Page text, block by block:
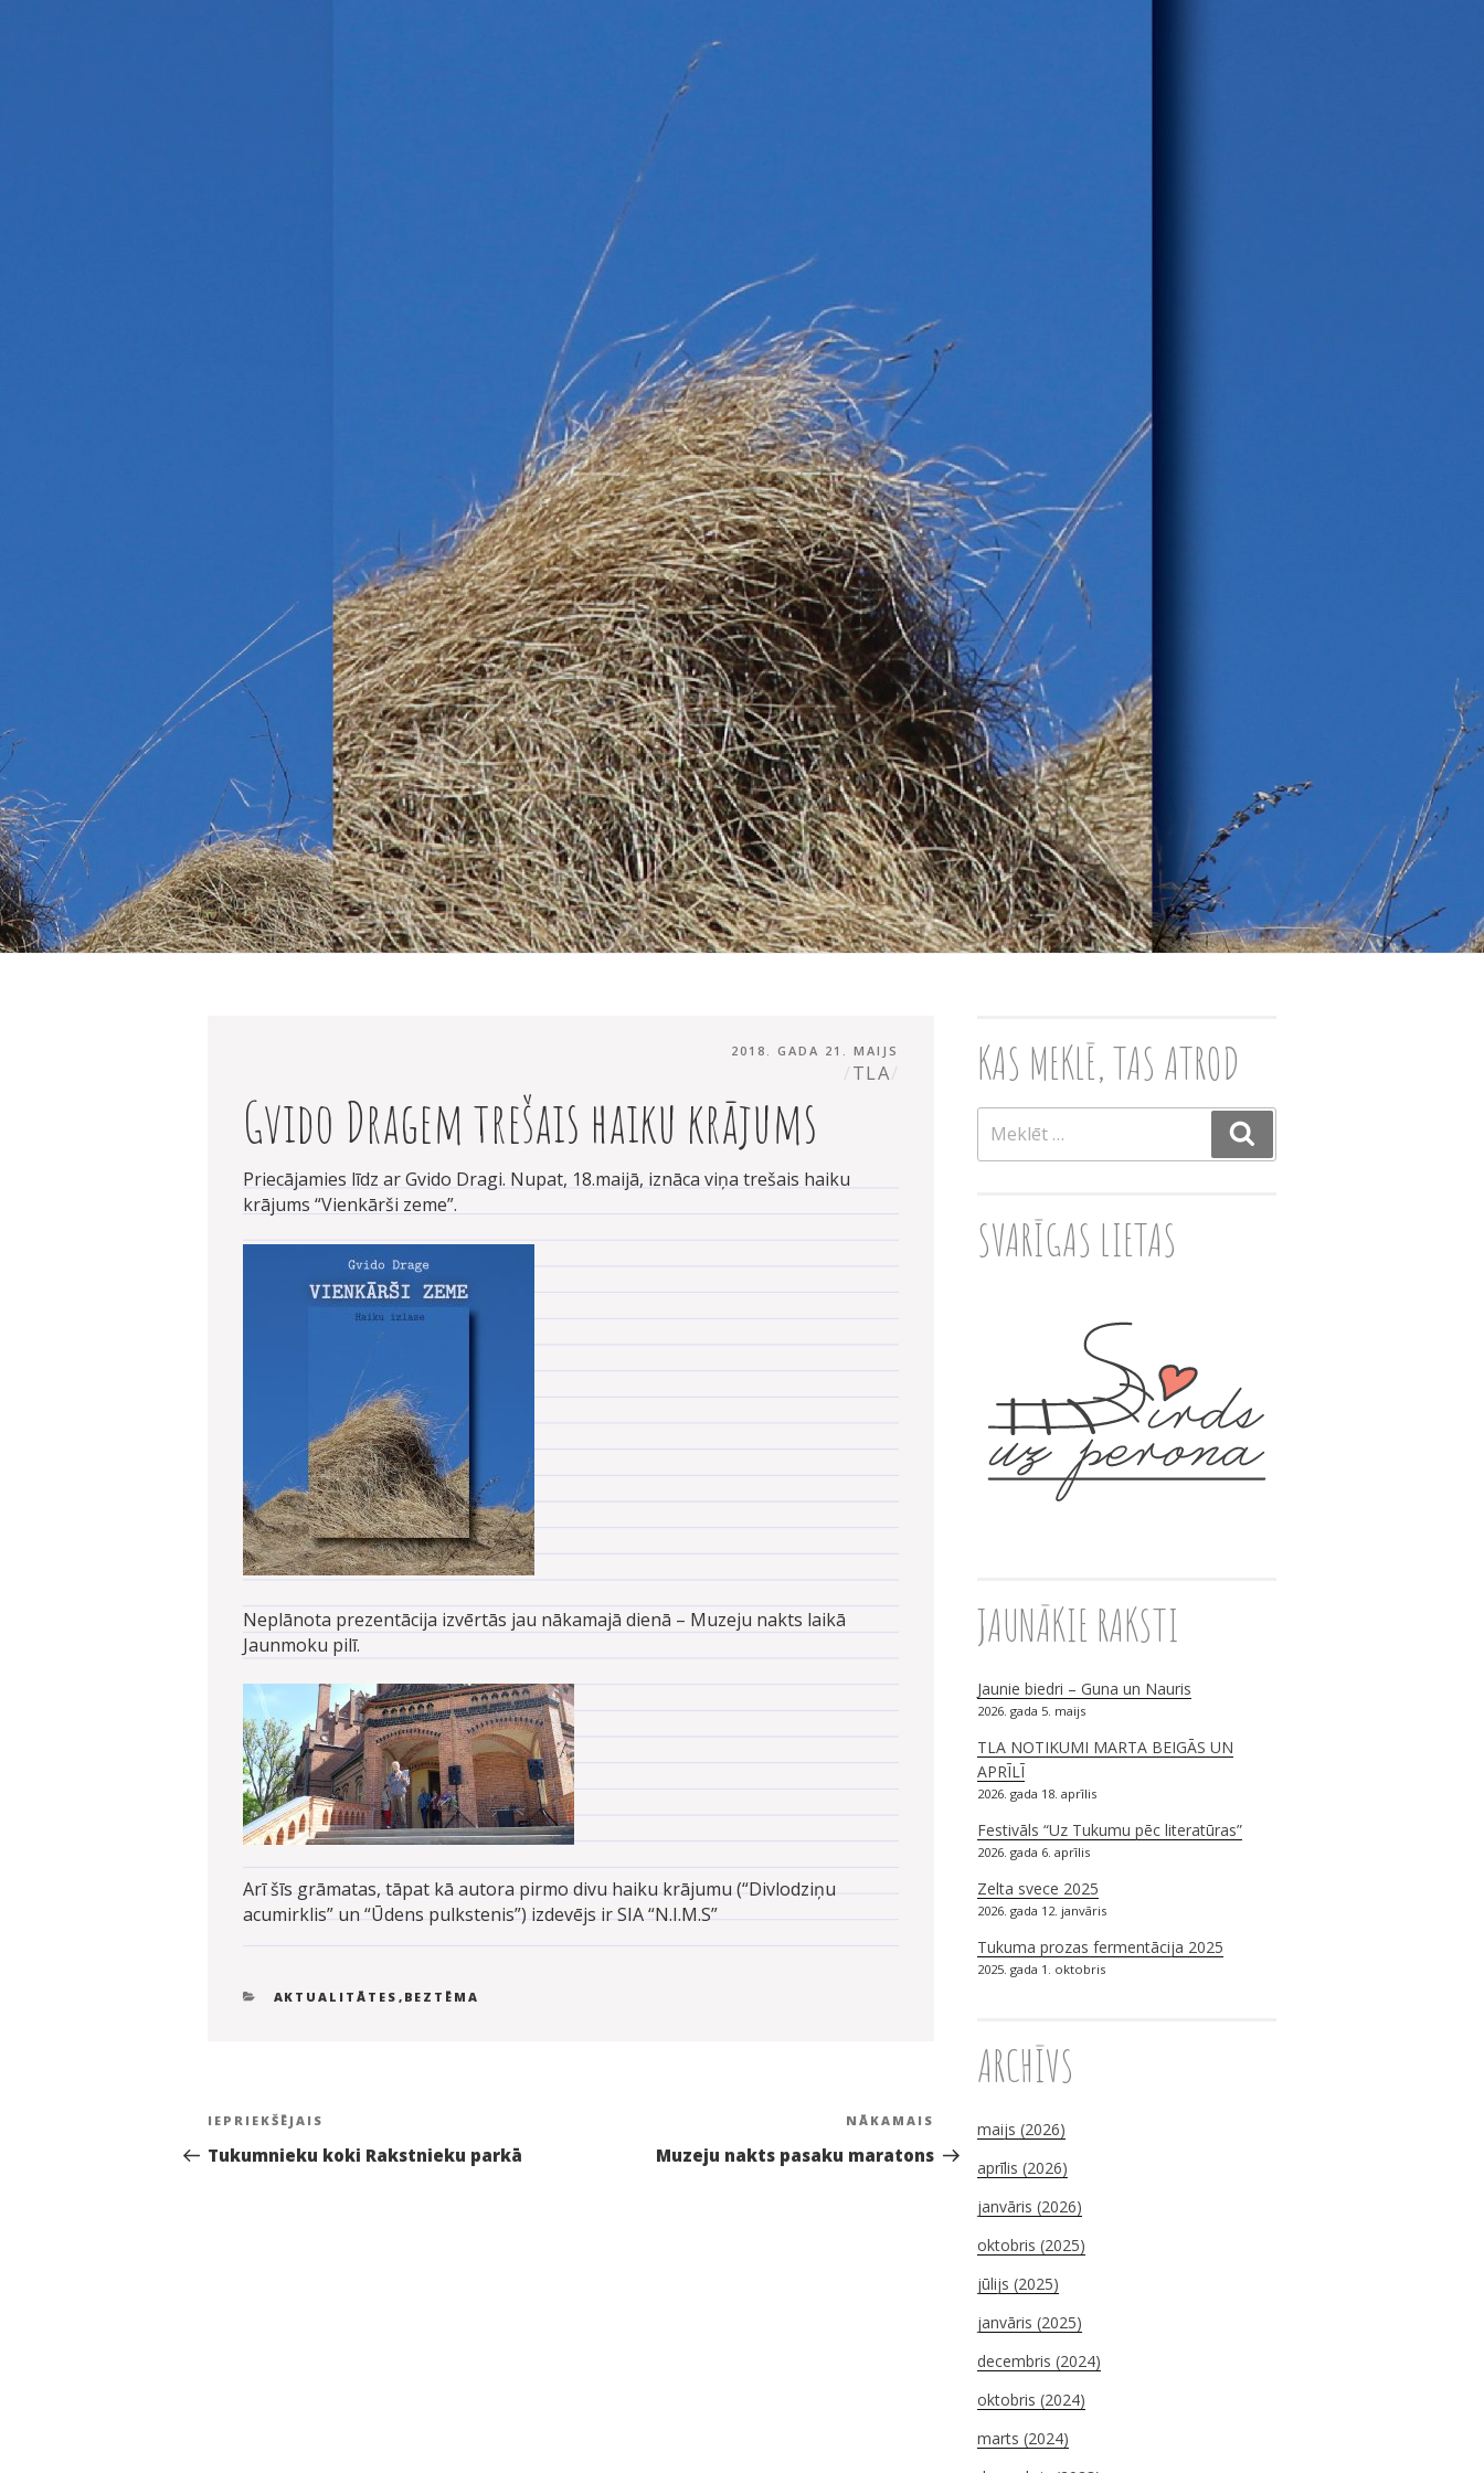
PUBLICĒTS
2018. GADA 21. MAIJS
TLA
Gvido Dragem trešais haiku krājums
Priecājamies līdz ar Gvido Dragi. Nupat, 18.maijā, iznāca viņa trešais haiku
krājums “Vienkārši zeme”.
Neplānota prezentācija izvērtās jau nākamajā dienā – Muzeju nakts laikā
Jaunmoku pilī.
Arī šīs grāmatas, tāpat kā autora pirmo divu haiku krājumu (“Divlodziņu
acumirklis” un “Ūdens pulkstenis”) izdevējs ir SIA “N.I.M.S”
KATEGORIJAS
AKTUALITĀTES , BEZTĒMA
Ziņu
izvēlne
Iepriekšējā
ziņa:
IEPRIEKŠĒJAIS
Tukumnieku koki Rakstnieku parkā
Nākamā
ziņa
NĀKAMAIS
Muzeju nakts pasaku maratons
KAS MEKLĒ, TAS ATROD
SVARĪGAS LIETAS
JAUNĀKIE RAKSTI
Jaunie biedri – Guna un Nauris
2026. gada 5. maijs
TLA NOTIKUMI MARTA BEIGĀS UN
APRĪLĪ
2026. gada 18. aprīlis
Festivāls “Uz Tukumu pēc literatūras”
2026. gada 6. aprīlis
Zelta svece 2025
2026. gada 12. janvāris
Tukuma prozas fermentācija 2025
2025. gada 1. oktobris
ARCHĪVS
maijs (2026)
aprīlis (2026)
janvāris (2026)
oktobris (2025)
jūlijs (2025)
janvāris (2025)
decembris (2024)
oktobris (2024)
marts (2024)